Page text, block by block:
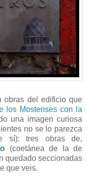
obras del edificio que
los Mostenses con la
una imagen curiosa
no se lo parezca
sí): tres obras de,
(coetánea de la de
quedado seccionadas
que veis.